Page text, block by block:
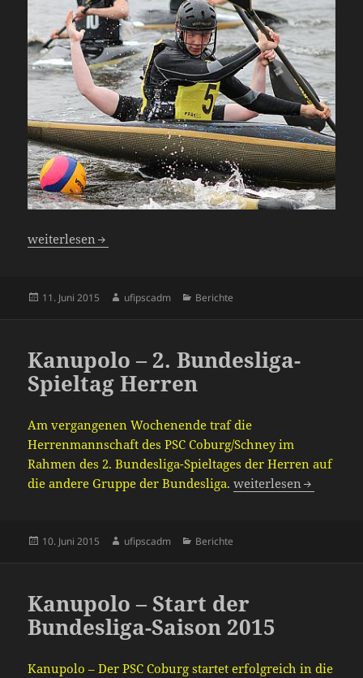
Kanupolo – Deutschland-Cup
weiterlesen
Veröffentlicht
11. Juni 2015 Autor
ufipscadm Kategorien
Berichte
Kanupolo – 2. Bundesliga-
Spieltag Herren
Am vergangenen Wochenende traf die
Herrenmannschaft des PSC Coburg/Schney im
Rahmen des 2. Bundesliga-Spieltages der Herren auf
die andere Gruppe der Bundesliga.Kanupolo – 2.
weiterlesen
Veröffentlicht
10. Juni 2015 Autor
ufipscadm Kategorien
Berichte
Kanupolo – Start der
Bundesliga-Saison 2015
Kanupolo – Der PSC Coburg startet erfolgreich in die